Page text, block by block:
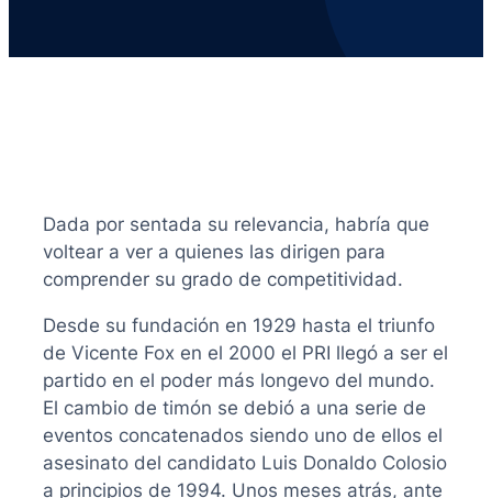
Dada por sentada su relevancia, habría que
voltear a ver a quienes las dirigen para
comprender su grado de competitividad.
Desde su fundación en 1929 hasta el triunfo
de Vicente Fox en el 2000 el PRI llegó a ser el
partido en el poder más longevo del mundo.
El cambio de timón se debió a una serie de
eventos concatenados siendo uno de ellos el
asesinato del candidato Luis Donaldo Colosio
a principios de 1994. Unos meses atrás, ante